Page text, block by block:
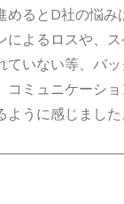
めるとD社の悩み
によるロスや、
ていない等、バ
コミュニケーシ
うに感じました